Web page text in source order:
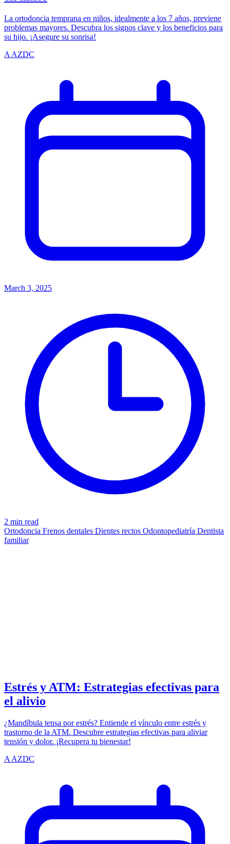
La ortodoncia temprana en niños, idealmente a los 7 años, previene
problemas mayores. Descubra los signos clave y los beneficios para
su hijo. ¡Asegure su sonrisa!
A AZDC
March 3, 2025
2 min read
Ortodoncia Frenos dentales Dientes rectos Odontopediatría Dentista
familiar
Estrés y ATM: Estrategias efectivas para
el alivio
¿Mandíbula tensa por estrés? Entiende el vínculo entre estrés y
trastorno de la ATM. Descubre estrategias efectivas para aliviar
tensión y dolor. ¡Recupera tu bienestar!
A AZDC